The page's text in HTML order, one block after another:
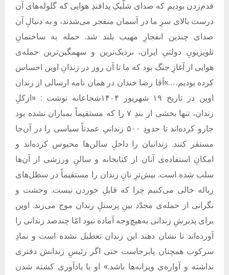
قدم‌زدن بودیم که صدای شلّیکِ پدافندِ هوایی که گلوله‌های آن
درست بالای سرِ ما در آسمان منفجر می‌شدند، و به دنبالِ آن
صدای چندین انفجارِ مهیب بلند شد. حمله به ساختمانِ
تلویزیونِ دولتیِ ایران، نزدیک‌ترین و سهمگین‌ترین حمله‌ی
هوایی از آغازِ جنگ بود که ما تا آن روز در زندانِ اوین احساس
کرده بودیم….»آقا رضا خندان در همان نامه ارسالی از زندان
اوین در تاریخ ۱۹ شهریور ۱۴۰۴شجاعانه نوشت : «ازکلِ
زندان، تنها بخشی از بندِ ۷ را که مستقیماً بمباران نشده بود
جارو کرده‌اند تا حدودِ ۵۰۰ زندانیِ عمدتاً سیاسی را در آن‌جا
مستقر کنند. زندانیان را داخلِ سالن‌ها محبوس کرده‌اند و
امکانِ استفاده‌ی آنان از کتابخانه و سالنِ ورزشی از آن‌ها
سلب شده است. بیش‌ترِ نانِ زندان را مستقیماً در سطل‌های
زباله خالی می‌کنیم چرا که قابلِ خوردن نیست. وحشت و
نگرانی از حمله‌ی مجدّد بینِ پرسنلِ زندان موج می‌زند. اوین
برای پذیرشِ زندانی به‌هیچ‌وجه آماده نبود امّا چندصد زندانی را
آورده‌اند تا نشان دهند این زندان تعطیل نشده است و نمادِ
سرکوب همچنان پابرجاست حتی اگر رئیسِ زندانش دفتری
نداشته و آواره‌ی ویرانه‌ها باشد.» او با یادآوری کشته شدن